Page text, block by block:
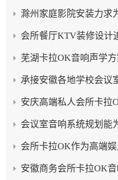
滁州家庭影院安装力求
会所餐厅KTV装修设计
芜湖卡拉OK音响声学
承接安徽各地学校会
安庆高端私人会所卡拉
会议室音响系统规划能
会所卡拉OK作为高端
安徽商务会所卡拉OK